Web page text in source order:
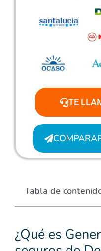
¿Qué es
TE
Tabla de